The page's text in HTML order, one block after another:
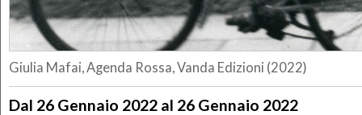
Giulia Mafai, Agenda Rossa, Vanda Edizioni (2022)
Dal 26 Gennaio 2022 al 26 Gennaio 2022